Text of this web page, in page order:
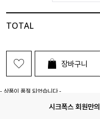
TOTAL
장바구니
- 상품이 품절 되었습니다 -
시크폭스 회원만의